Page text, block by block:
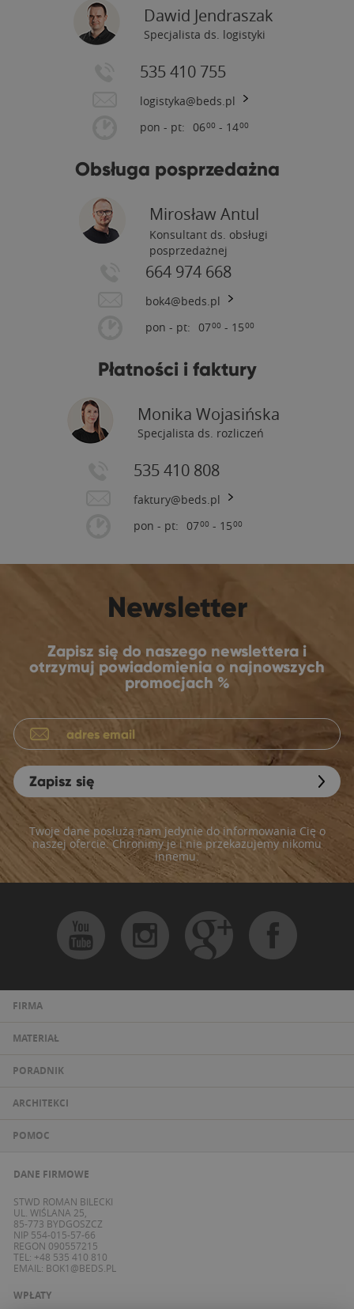
Dawid Jendraszak
Specjalista ds. logistyki
535 410 755
logistyka@beds.pl
pon - pt: 0600 - 1400
Obsługa posprzedażna
Mirosław Antul
Konsultant ds. obsługi
posprzedażnej
664 974 668
bok4@beds.pl
pon - pt: 0700 - 1500
Płatności i faktury
Monika Wojasińska
Specjalista ds. rozliczeń
535 410 808
faktury@beds.pl
pon - pt: 0700 - 1500
Newsletter
Zapisz się do naszego newslettera i
otrzymuj powiadomienia o najnowszych
promocjach %
Zapisz się
Twoje dane posłużą nam jedynie do informowania Cię o
naszej ofercie. Chronimy je i nie przekazujemy nikomu
innemu.
FIRMA
MATERIAŁ
PORADNIK
ARCHITEKCI
POMOC
DANE FIRMOWE
STWD ROMAN BILECKI
UL. WIŚLANA 25,
85-773 BYDGOSZCZ
NIP 554-015-57-66
REGON 090557215
TEL: +48 535 410 810
EMAIL: BOK1@BEDS.PL
WPŁATY